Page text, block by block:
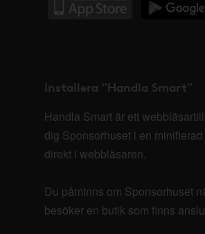
Installera "Handla Smart"
Handla Smart är ett
dig Sponsorhuset i en
direkt i webbläsaren.
Du påminns om Sponsorhuset
besöker en butik som finns